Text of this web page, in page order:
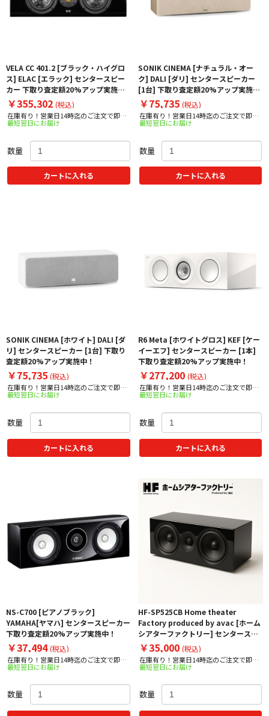
VELA CC 401.2 [ブラック・ハイグロ
ス] ELAC [エラック] センタースピー
カー 下取り査定額20%アップ実施
中！
￥355,302 (税込)
在庫有り！営業日14時迄のご注文で即日
出荷！
最短翌日にお届け
数量
カートに入れる
SONIK CINEMA [ナチュラル・オー
ク] DALI [ダリ] センタースピーカー
[1台] 下取り査定額20%アップ実施
中！
￥75,735 (税込)
在庫有り！営業日14時迄のご注文で即日
出荷！
最短翌日にお届け
数量
カートに入れる
SONIK CINEMA [ホワイト] DALI [ダ
リ] センタースピーカー [1台] 下取り
査定額20%アップ実施中！
￥75,735 (税込)
在庫有り！営業日14時迄のご注文で即日
出荷！
最短翌日にお届け
数量
カートに入れる
R6 Meta [ホワイトグロス] KEF [ケー
イーエフ] センタースピーカー [1本]
下取り査定額20%アップ実施中！
￥277,200 (税込)
在庫有り！営業日14時迄のご注文で即日
出荷！
最短翌日にお届け
数量
カートに入れる
NS-C700 [ピアノブラック]
YAMAHA[ヤマハ] センタースピーカー
下取り査定額20%アップ実施中！
￥37,494(税込)
在庫有り！営業日14時迄のご注文で即日
出荷！
最短翌日にお届け
数量
HF-SP525CB Home theater
Factory produced by avac [ホーム
シアターファクトリー] センタースピ
ーカー [1台] 下取り査定額20%アップ
実施中！
￥35,000 (税込)
在庫有り！営業日14時迄のご注文で即日
出荷！
最短翌日にお届け
数量